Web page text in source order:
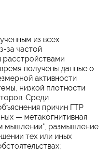
из всех
за частой
получены данные о
активности
низкой плотности
Среди
причин ГТР
— метакогнитивная
мышлении", размышление
тех или иных